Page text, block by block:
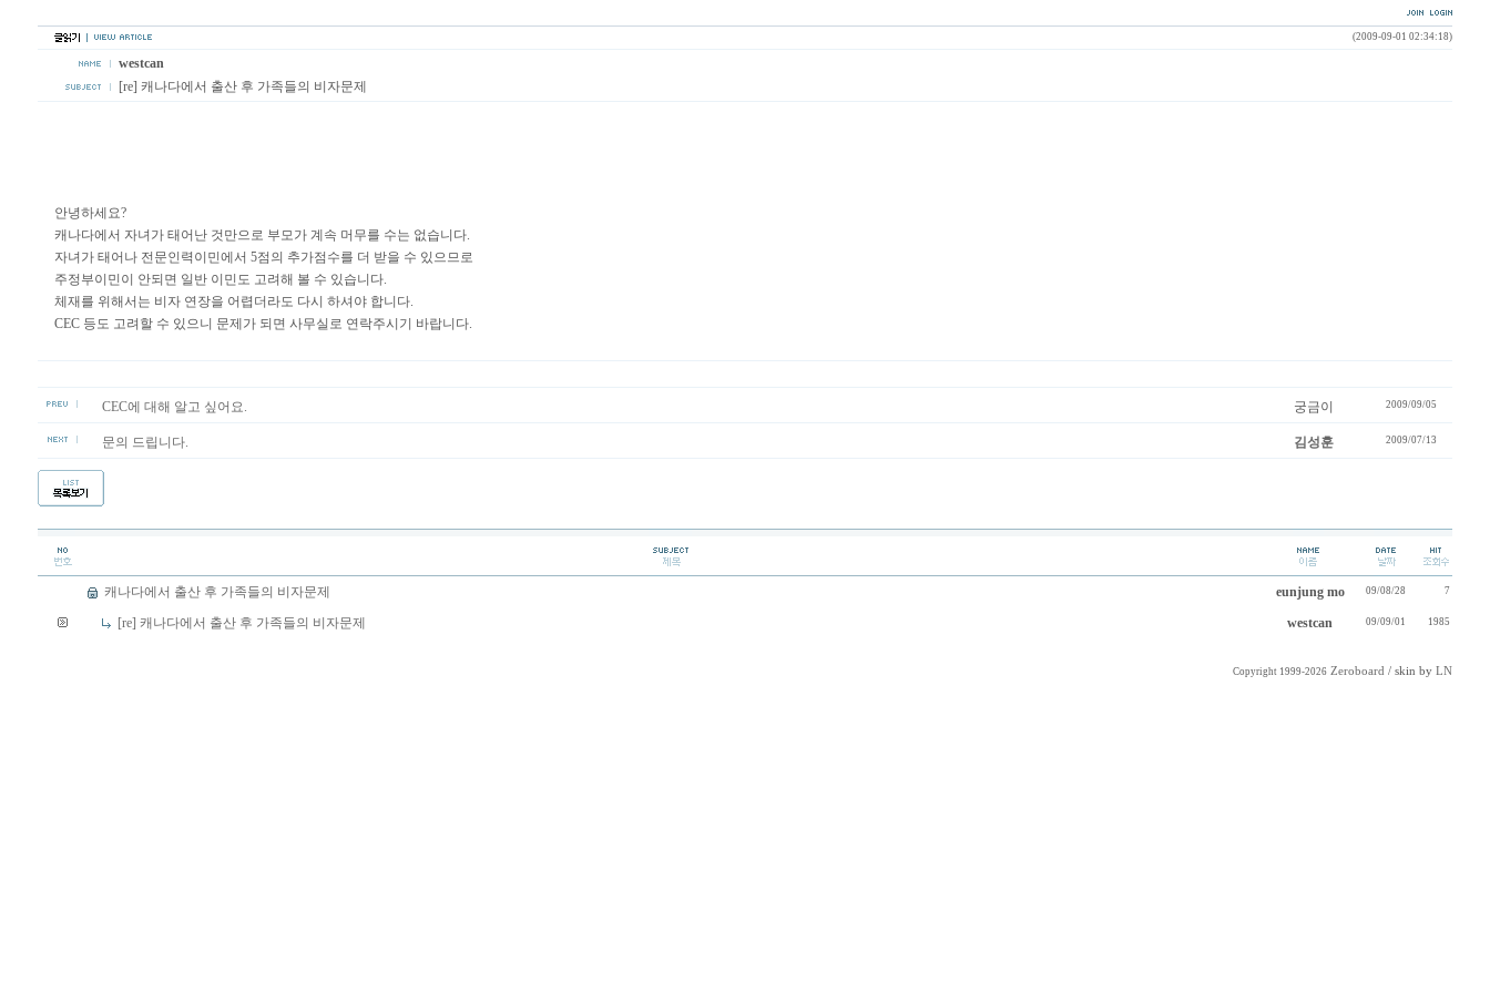
(2009-09-01 02:34:18)
westcan
[re] 캐나다에서 출산 후 가족들의 비자문제
안녕하세요?
캐나다에서 자녀가 태어난 것만으로 부모가 계속 머무를 수는 없습니다.
자녀가 태어나 전문인력이민에서 5점의 추가점수를 더 받을 수 있으므로
주정부이민이 안되면 일반 이민도 고려해 볼 수 있습니다.
체재를 위해서는 비자 연장을 어렵더라도 다시 하셔야 합니다.
CEC 등도 고려할 수 있으니 문제가 되면 사무실로 연락주시기 바랍니다.
CEC에 대해 알고 싶어요. 궁금이 2009/09/05
문의 드립니다. 김성훈 2009/07/13
캐나다에서 출산 후 가족들의 비자문제 eunjung mo 09/08/28 7
[re] 캐나다에서 출산 후 가족들의 비자문제 westcan 09/09/01 1985
Copyright 1999-2026 Zeroboard / skin by LN